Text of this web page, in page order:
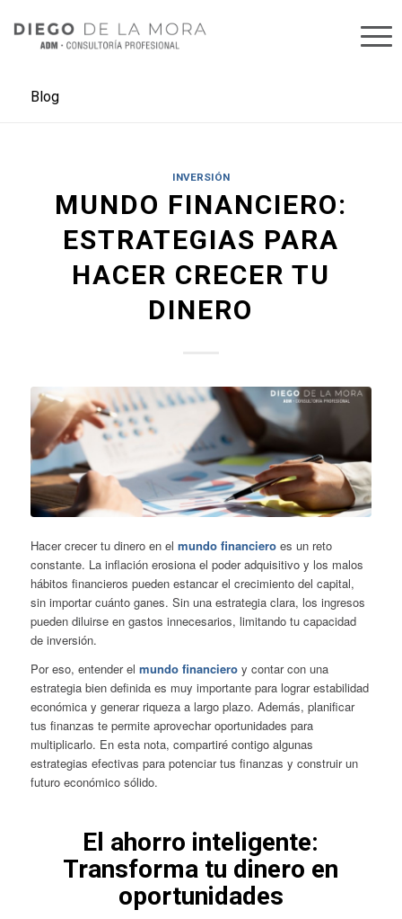
Blog
INVERSIÓN
MUNDO FINANCIERO:
ESTRATEGIAS PARA
HACER CRECER TU
DINERO
Hacer crecer tu dinero en el mundo financieroes un reto
constante. La inflación erosiona el poder adquisitivo y los malos
hábitos financieros pueden estancar el crecimiento del capital,
sin importar cuánto ganes. Sin una estrategia clara, los ingresos
pueden diluirse en gastos innecesarios, limitando tu capacidad
de inversión.
Por eso, entender el mundo financieroy contar con una
estrategia bien definida es muy importante para lograr estabilidad
económica y generar riqueza a largo plazo. Además, planificar
tus finanzas te permite aprovechar oportunidades para
multiplicarlo. En esta nota, compartiré contigo algunas
estrategias efectivas para potenciar tus finanzas y construir un
futuro económico sólido.
El ahorro inteligente:
Transforma tu dinero en
oportunidades